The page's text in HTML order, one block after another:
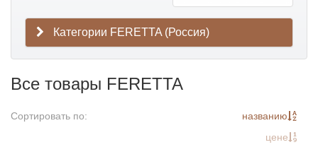
Категории FERETTA (Россия)
Все товары FERETTA
Сортировать по:
названию
цене